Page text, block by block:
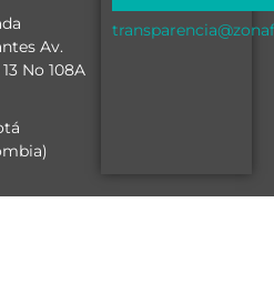
Av.
No 108A